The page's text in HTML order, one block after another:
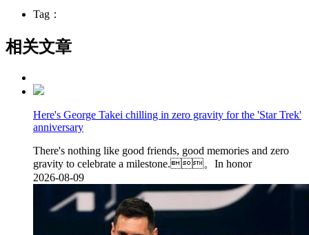
Tag：
相关文章
Here's George Takei chilling in zero gravity for the 'Star Trek'
anniversary
There's nothing like good friends, good memories and zero
gravity to celebrate a milestone.。In honor
2026-08-09